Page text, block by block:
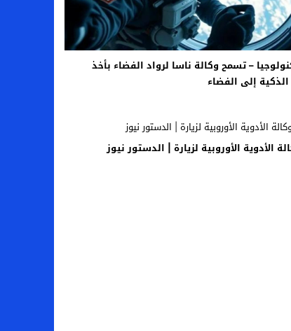
– تسمح وكالة ناسا لرواد الفضاء بأخذ
إلى الفضاء
الأوروبية لزيارة | الدستور نيوز